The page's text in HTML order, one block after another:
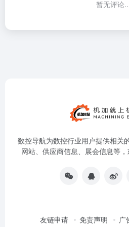
暂无评论
数控导航为数控行业用户提供相关
网站、供应商信息、展会信息等，
友链申请 免责声明 广